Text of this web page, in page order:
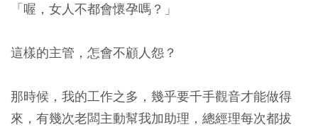
「喔，女人不都會懷孕嗎？」
這樣的主管，怎會不顧人怨？
那時候，我的工作之多，幾乎要千手觀音才能做得
來，有幾次老闆主動幫我加助理，總經理每次都拔